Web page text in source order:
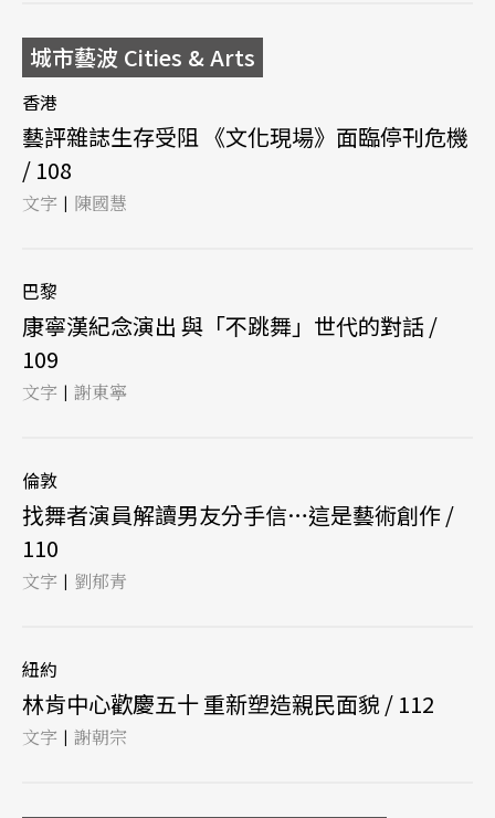
城市藝波 Cities & Arts
香港
藝評雜誌生存受阻 《文化現場》面臨停刊危機
/ 108
文字 | 陳國慧
巴黎
康寧漢紀念演出 與「不跳舞」世代的對話 /
109
文字 | 謝東寧
倫敦
找舞者演員解讀男友分手信…這是藝術創作 /
110
文字 | 劉郁青
紐約
林肯中心歡慶五十 重新塑造親民面貌 / 112
文字 | 謝朝宗